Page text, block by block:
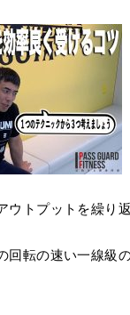
トプットを繰り
転の速い一線級